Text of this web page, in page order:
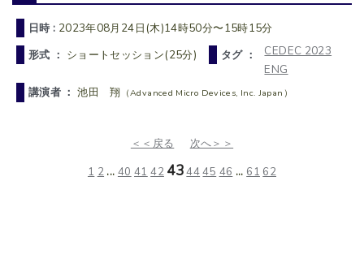
日時 : 2023年08月24日(木)14時50分〜15時15分
形式 ： ショートセッション(25分) タグ ：
CEDEC 2023
ENG
講演者 ：池田 翔 （Advanced Micro Devices, Inc. Japan）
＜＜戻る
次へ＞＞
1 2 ... 40 41 42 434445 46 ... 61 62